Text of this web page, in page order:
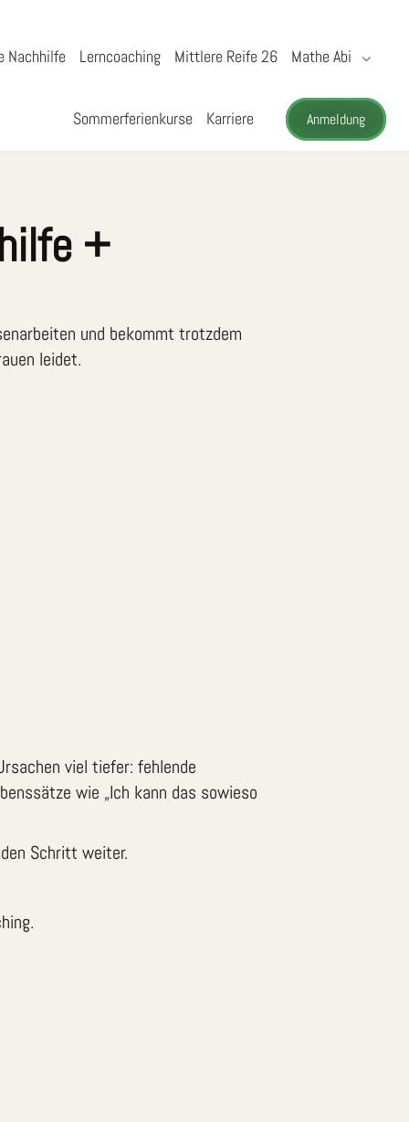
Nachhilfe Lerncoaching Mittlere Reife 26 Mathe Abi
Sommerferienkurse Karriere Anmeldung
+
und bekommt trotzdem
leidet.
viel tiefer: fehlende
wie „Ich kann das sowieso
Schritt weiter.